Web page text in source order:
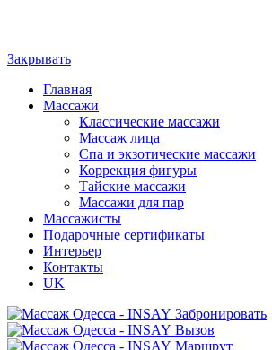
Закрывать
Главная
Массажи
Классические массажи
Массаж лица
Спа и экзотические массажи
Коррекция фигуры
Тайские массажи
Массажи для пар
Массажисты
Подарочные сертификаты
Интерьер
Контакты
UK
Забронировать
Вызов
Маршрут